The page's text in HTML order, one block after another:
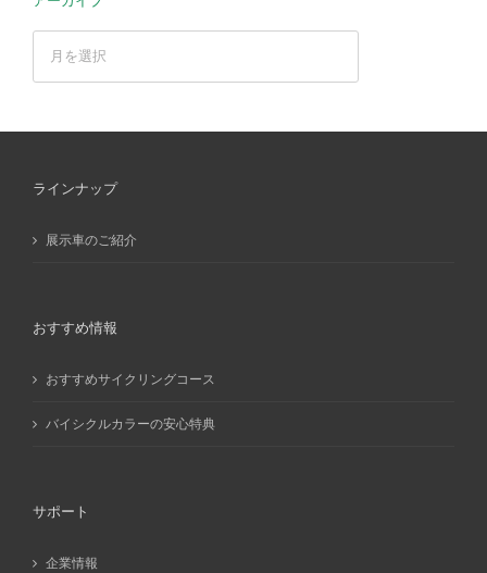
ラインナップ
展示車のご紹介
おすすめ情報
おすすめサイクリングコース
バイシクルカラーの安心特典
サポート
企業情報